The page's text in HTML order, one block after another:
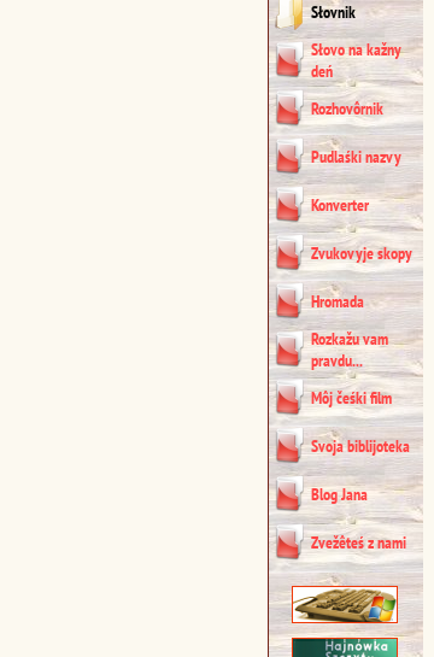
Słovnik
Słovo na kažny
deń
Rozhovôrnik
Pudlaśki nazvy
Konverter
Zvukovyje skopy
Hromada
Rozkažu vam
pravdu...
Môj čeśki film
Svoja biblijoteka
Blog Jana
Zvežêteś z nami